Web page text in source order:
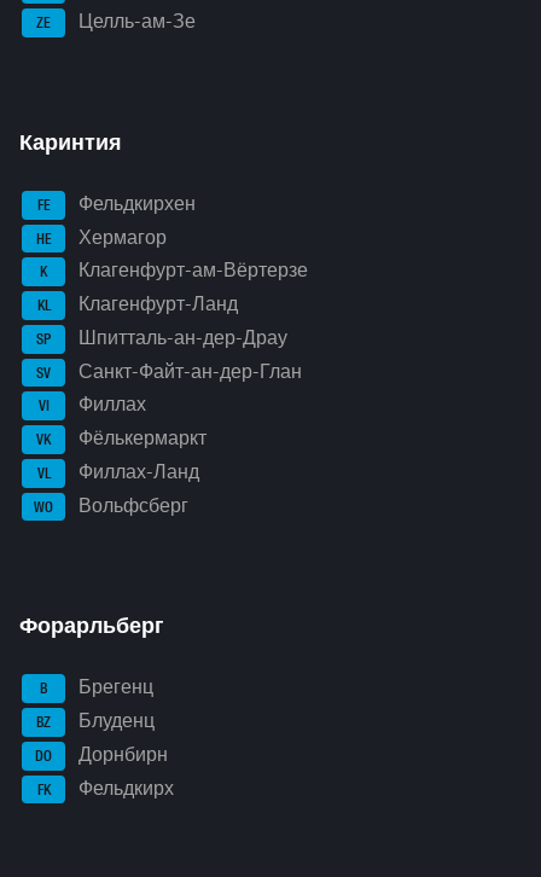
ZE Целль-ам-Зе
Каринтия
FE Фельдкирхен
HE Хермагор
K Клагенфурт-ам-Вёртерзе
KL Клагенфурт-Ланд
SP Шпитталь-ан-дер-Драу
SV Санкт-Файт-ан-дер-Глан
VI Филлах
VK Фёлькермаркт
VL Филлах-Ланд
WO Вольфсберг
Форарльберг
B Брегенц
BZ Блуденц
DO Дорнбирн
FK Фельдкирх